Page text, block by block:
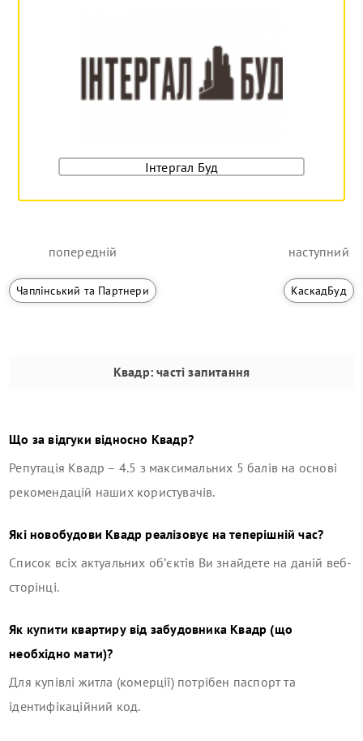
Інтергал Буд
попередній
Чаплінський та Партнери
наступний
КаскадБуд
Квадр: часті запитання
Що за відгуки відносно Квадр?
Репутація Квадр – 4.5 з максимальних 5 балів на основі
рекомендацій наших користувачів.
Які новобудови Квадр реалізовує на теперішній час?
Список всіх актуальних об’єктів Ви знайдете на даній веб-
сторінці.
Як купити квартиру від забудовника Квадр (що
необхідно мати)?
Для купівлі житла (комерції) потрібен паспорт та
ідентифікаційний код.